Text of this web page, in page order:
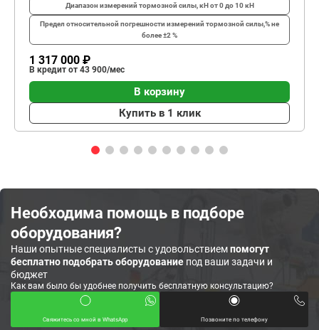
Диапазон измерений тормозной силы, кНот 0 до 10 кН
Предел относительной погрешности измерений тормозной силы,%не
более ±2 %
1 317 000 ₽
В кредит от 43 900/мес
В корзину
Купить в 1 клик
Необходима помощь в подборе
оборудования?
Наши опытные специалисты с удовольствиемпомогут
бесплатно подобрать оборудование под ваши задачи и
бюджет
Как вам было бы удобнее получить бесплатную консультацию?
Свяжитесь со мной в WhatsApp Позвоните по телефону